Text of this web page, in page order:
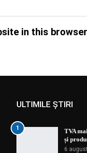
in this
ULTIMILE ȘTIRI
1
TVA
și
6